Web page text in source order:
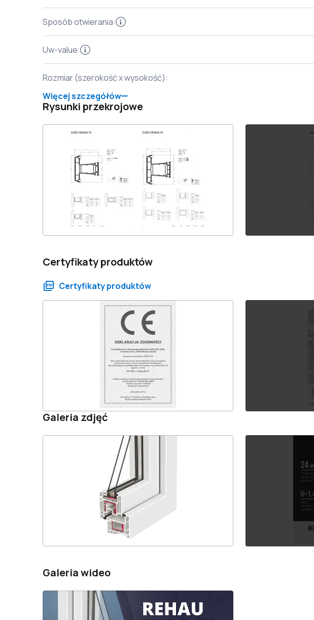
Sposób otwierania:
Uw-value:
Rozmiar (szerokość x wysokość):
Więcej szczegółów
Rysunki przekrojowe
Certyfikaty produktów
Certyfikaty produktów
Galeria zdjęć
Galeria wideo